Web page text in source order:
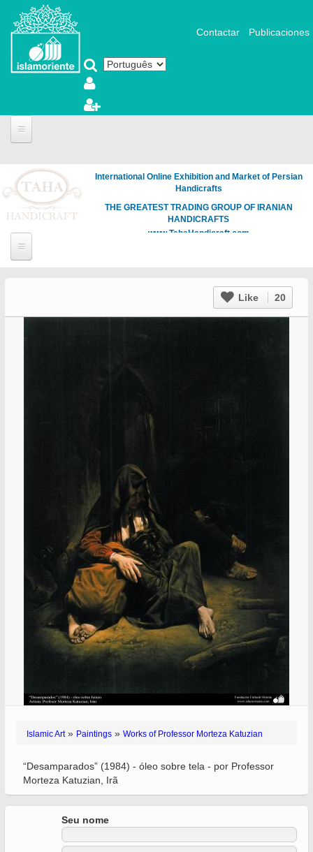
Pular para o conteúdo principal
Contactar Publicaciones
International Online Exhibition and Market of Persian
Handicrafts
THE GREATEST TRADING GROUP OF IRANIAN
HANDICRAFTS
www.TahaHandicraft.com
Like 20
Islamic Art» Paintings » Works of Professor Morteza Katuzian
“Desamparados” (1984) - óleo sobre tela - por Professor
Morteza Katuzian, Irã
Seu nome